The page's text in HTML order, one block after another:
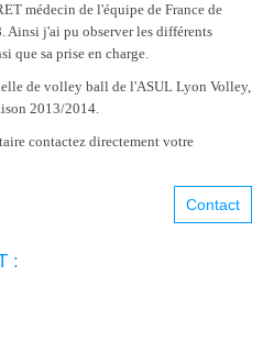
médecin de l'équipe de France de
Ainsi j'ai pu observer les différents
que sa prise en charge.
de volley ball de l'ASUL Lyon Volley,
2013/2014.
contactez directement votre
Contact
: